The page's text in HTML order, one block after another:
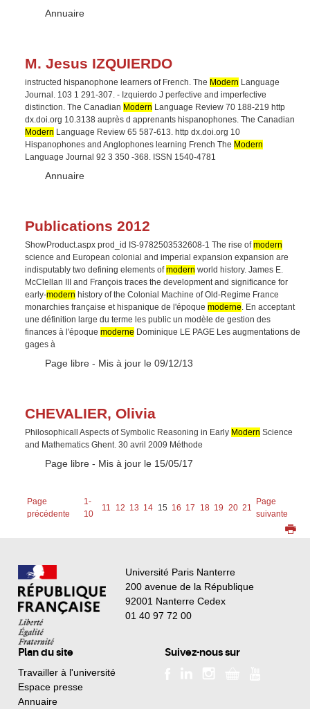
Type :
Annuaire
M. Jesus IZQUIERDO
instructed hispanophone learners of French. The Modern Language
Journal. 103 1 291-307. - Izquierdo J perfective and imperfective
distinction. The Canadian Modern Language Review 70 188-219 http
dx.doi.org 10.3138 auprès d apprenants hispanophones. The Canadian
Modern Language Review 65 587-613. http dx.doi.org 10
Hispanophones and Anglophones learning French The Modern
Language Journal 92 3 350 -368. ISSN 1540-4781
Type :
Annuaire
Publications 2012
ShowProduct.aspx prod_id IS-9782503532608-1 The rise ofmodern
science and European colonial and imperial expansion expansion are
indisputably two defining elements ofmodern world history. James E.
McClellan III and François traces the development and significance for
early-modern history of the Colonial Machine of Old-Regime France
monarchies française et hispanique de l'époque moderne . En acceptant
une définition large du terme les public un modèle de gestion des
finances à l'époque moderne Dominique LE PAGE Les augmentations de
gages à
Type :
Page libre - Mis à jour le 09/12/13
CHEVALIER, Olivia
Philosophicall Aspects of Symbolic Reasoning in Early Modern Science
and Mathematics Ghent. 30 avril 2009 Méthode
Type :
Page libre - Mis à jour le 15/05/17
Page
précédente
1-
10
11 12 13 14 15 16 17 18 19 20 21
Page
suivante
Université Paris Nanterre
200 avenue de la République
92001 Nanterre Cedex
01 40 97 72 00
Plan du site
Travailler à l'université
Espace presse
Annuaire
Suivez-nous sur